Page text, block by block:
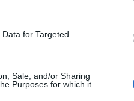
for Targeted
Sale, and/or Sharing
Purposes for which it
Eduardo Yakubenko.
como um treino
terceiro) entre os
com 4 primeiros